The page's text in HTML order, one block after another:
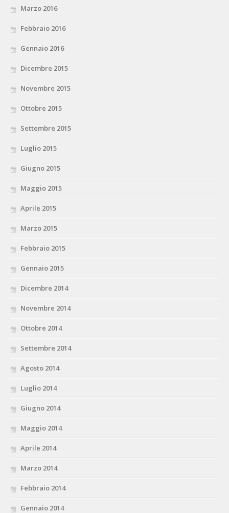
Marzo 2016
Febbraio 2016
Gennaio 2016
Dicembre 2015
Novembre 2015
Ottobre 2015
Settembre 2015
Luglio 2015
Giugno 2015
Maggio 2015
Aprile 2015
Marzo 2015
Febbraio 2015
Gennaio 2015
Dicembre 2014
Novembre 2014
Ottobre 2014
Settembre 2014
Agosto 2014
Luglio 2014
Giugno 2014
Maggio 2014
Aprile 2014
Marzo 2014
Febbraio 2014
Gennaio 2014